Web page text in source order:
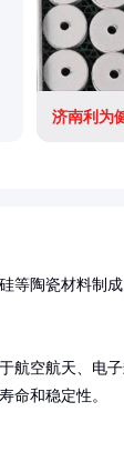
济南利为
等陶瓷材料制
航空航天、电
命和稳定性。